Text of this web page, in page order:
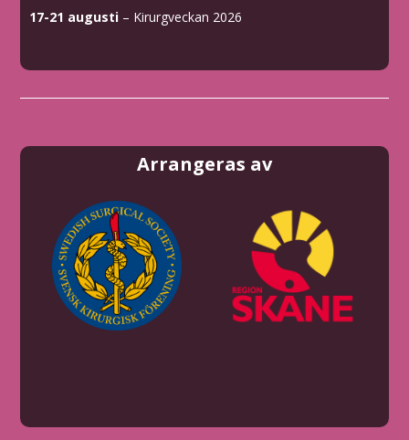
17-21 augusti – Kirurgveckan 2026
Arrangeras av